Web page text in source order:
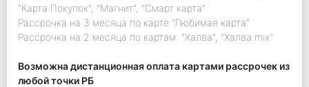
"Карта Покупок", "Магнит", "Смарт карта"
Рассрочка на 3 месяца по карте "Любимая карта"
Рассрочка на 2 месяца по картам: "Халва", "Халва mix"
Возможна дистанционная оплата картами рассрочек из
любой точки РБ